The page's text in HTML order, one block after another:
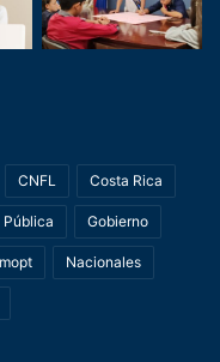
CNFL Costa Rica
Pública Gobierno
mopt Nacionales